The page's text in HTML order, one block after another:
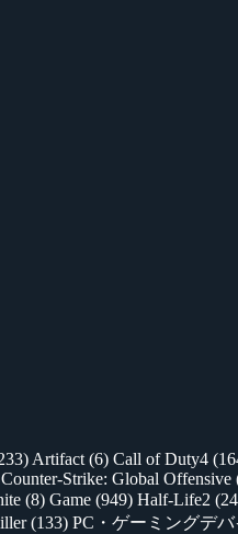
Artifact (6) Call of Duty4
Counter-Strike: Global Offensive
(8) Game (949) Half-Life2
(133) PC・ゲーミングデバ